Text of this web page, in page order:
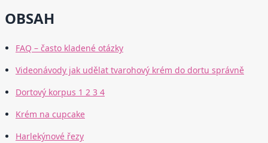
OBSAH
FAQ – často kladené otázky
Videonávody jak udělat tvarohový krém do dortu správně
Dortový korpus 1 2 3 4
Krém na cupcake
Harlekýnové řezy